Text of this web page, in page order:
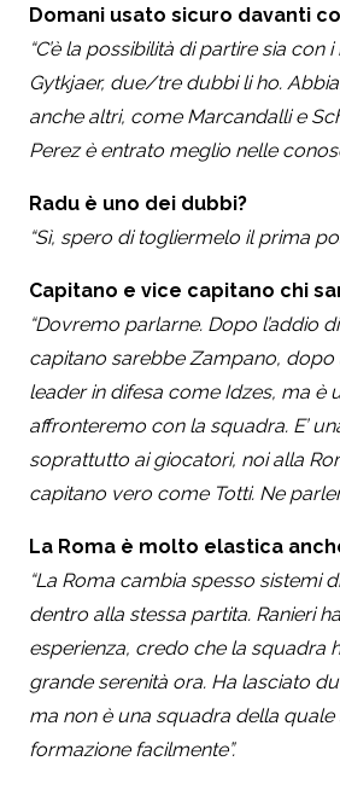
Domani usato sicuro davanti
“C’è la possibilità di partire sia con
Gytkjaer, due/tre dubbi li ho.
anche altri, come Marcandalli e
Perez è entrato meglio nelle
Radu è uno dei dubbi?
“Sì, spero di togliermelo il prima
Capitano e vice capitano chi
“Dovremo parlarne. Dopo l’addio
capitano sarebbe Zampano,
leader in difesa come Idzes, ma è
affronteremo con la squadra. E’
soprattutto ai giocatori, noi alla
capitano vero come Totti. Ne
La Roma è molto elastica
“La Roma cambia spesso sistemi
dentro alla stessa partita. Ranieri
esperienza, credo che la squadra
grande serenità ora. Ha lasciato
ma non è una squadra della
formazione facilmente”.